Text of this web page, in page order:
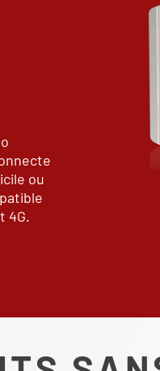
ou
4G.